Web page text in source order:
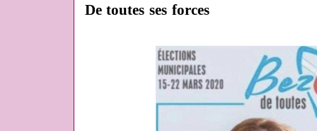
De toutes ses forces